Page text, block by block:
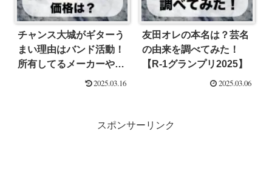
チャンス大城がギターう
まい理由はバンド活動！
所有してるメーカーや価
格は？【R-1グランプリ
2025.03.16
友田オレの本名は？芸名
の由来を調べてみた！
【R-1グランプリ2025】
2025.03.06
スポンサーリンク